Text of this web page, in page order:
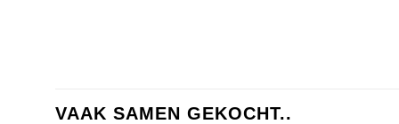
VAAK SAMEN GEKOCHT..